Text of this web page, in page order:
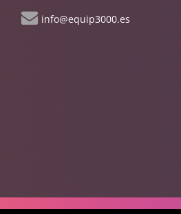
info@equip3000.es